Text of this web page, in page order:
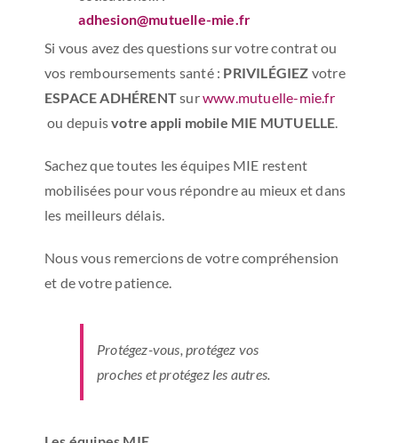
adhesion@mutuelle-mie.fr
Si vous avez des questions sur votre contrat ou
vos remboursements santé : PRIVILÉGIEZ votre
ESPACE ADHÉRENTsurwww.mutuelle-mie.fr
ou depuisvotre appli mobile MIE MUTUELLE.
Sachez que toutes les équipes MIE restent
mobilisées pour vous répondre au mieux et dans
les meilleurs délais.
Nous vous remercions de votre compréhension
et de votre patience.
Protégez-vous, protégez vos
proches et protégez les autres.